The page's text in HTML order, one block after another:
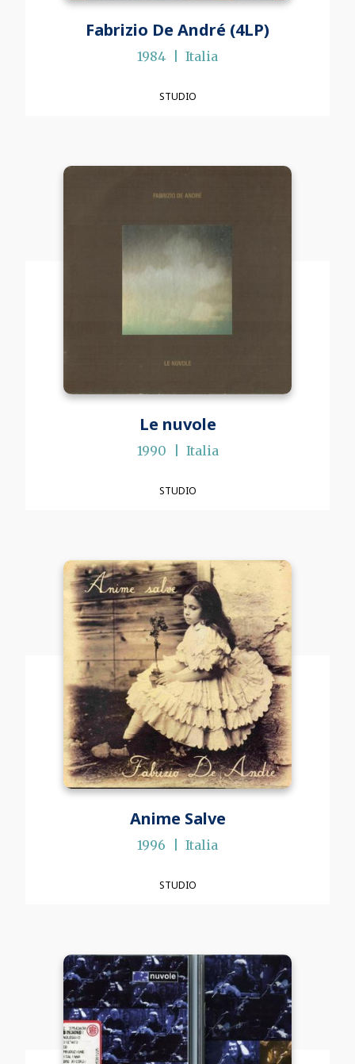
Fabrizio De André (4LP)
1984 Italia
STUDIO
Le nuvole
1990 Italia
STUDIO
Anime Salve
1996 Italia
STUDIO